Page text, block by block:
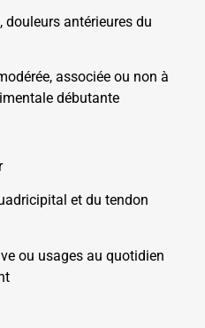
antérieures du
associée ou non à
débutante
et du tendon
ou usages au quotidien